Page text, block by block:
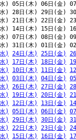
水) 05日(木) 06日(金)
水) 28日(木) 29日(金)
水) 21日(木) 22日(金)
水) 14日(木) 15日(金)
水) 07日(木) 08日(金)
) 31日(木) 01日(金)
) 24日(木) 25日(金)
) 17日(木) 18日(金)
) 10日(木) 11日(金)
) 03日(木) 04日(金)
) 26日(木) 27日(金)
) 19日(木) 20日(金)
) 12日(木) 13日(金)
) 05日(木) 06日(金)
) 29日(木) 30日(金)
) 22日(木) 23日(金)
) 15日(木) 16日(金)